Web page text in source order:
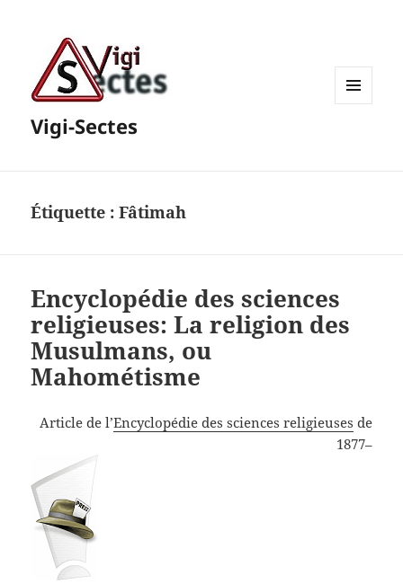
Vigi-Sectes
Étiquette :Fâtimah
Encyclopédie des sciences
religieuses: La religion des
Musulmans, ou
Mahométisme
Article de l’Encyclopédie des sciences religieuses de
1877–